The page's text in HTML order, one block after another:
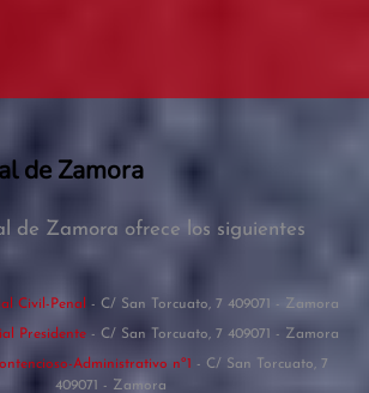
de Zamora
de Zamora ofrece los siguientes
Civil-Penal - C/ San Torcuato, 7 409071 - Zamora
Presidente - C/ San Torcuato, 7 409071 - Zamora
Administrativo nº1 - C/ San Torcuato, 7
409071 - Zamora